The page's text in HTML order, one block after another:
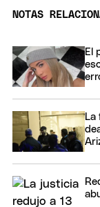
NOTAS
El
La